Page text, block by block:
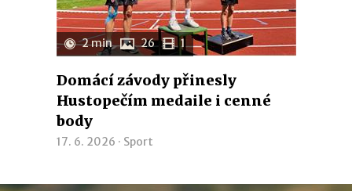
2 min 26 1
Domácí závody přinesly
Hustopečím medaile i cenné
body
17. 6. 2026 · Sport